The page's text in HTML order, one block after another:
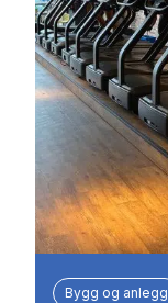
Bygg og anlegg